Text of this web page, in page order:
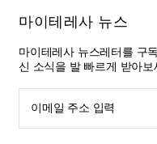
마이테레사 뉴스
마이테레사 뉴스레터를 구
신 소식을 발 빠르게 받아보
이메일 주소 입력